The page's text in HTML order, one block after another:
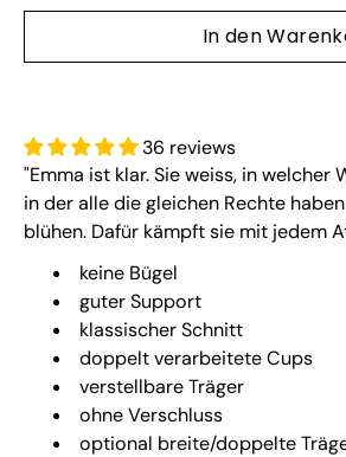
In den
36 reviews
"Emma ist klar. Sie weiss, in welcher
in der alle die gleichen Rechte
blühen. Dafür kämpft sie mit jedem
keine Bügel
guter Support
klassischer Schnitt
doppelt verarbeitete Cups
verstellbare Träger
ohne Verschluss
optional breite/doppelte